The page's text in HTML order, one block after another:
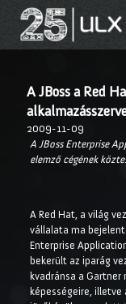
A JBoss a Red
2009-11-09
A JBoss Enterprise
elemző cégének
A Red Hat, a világ
vállalata ma
Enterprise
bekerült az iparág
kvadránsa a
képességeire,